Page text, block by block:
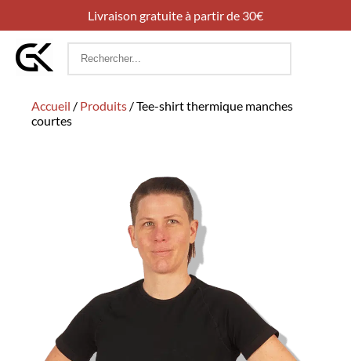
Livraison gratuite à partir de 30€
Rechercher
Accueil / Produits /Tee-shirt thermique manches
courtes